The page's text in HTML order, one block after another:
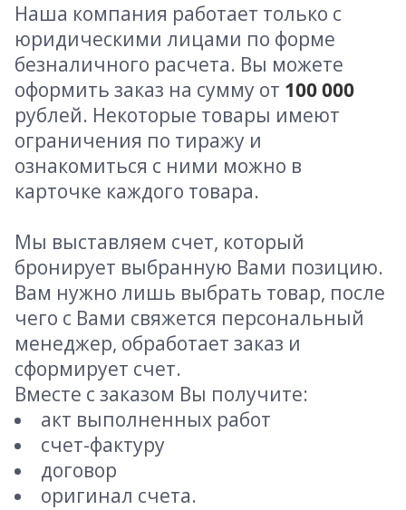
Наша компания работает только с
юридическими лицами по форме
безналичного расчета. Вы можете
оформить заказ на сумму от 100 000
рублей. Некоторые товары имеют
ограничения по тиражу и
ознакомиться с ними можно в
карточке каждого товара.
Мы выставляем счет, который
бронирует выбранную Вами позицию.
Вам нужно лишь выбрать товар, после
чего с Вами свяжется персональный
менеджер, обработает заказ и
сформирует счет.
Вместе с заказом Вы получите:
акт выполненных работ
счет-фактуру
договор
оригинал счета.